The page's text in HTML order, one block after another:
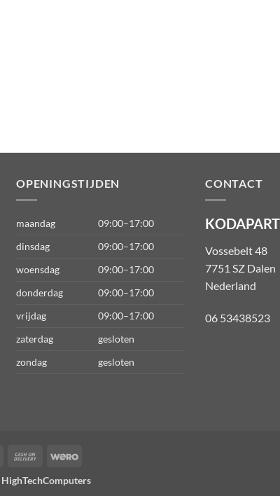
OPENINGSTIJDEN
maandag
09:00–17:00
dinsdag
09:00–17:00
woensdag
09:00–17:00
donderdag
09:00–17:00
vrijdag
09:00–17:00
zaterdag
gesloten
zondag
gesloten
CONTACT
Vossebelt 48
7751 SZ Dalen
Nederland
06 53438523
IDeal
Cash
Delivery
Wero
HighTechComputers